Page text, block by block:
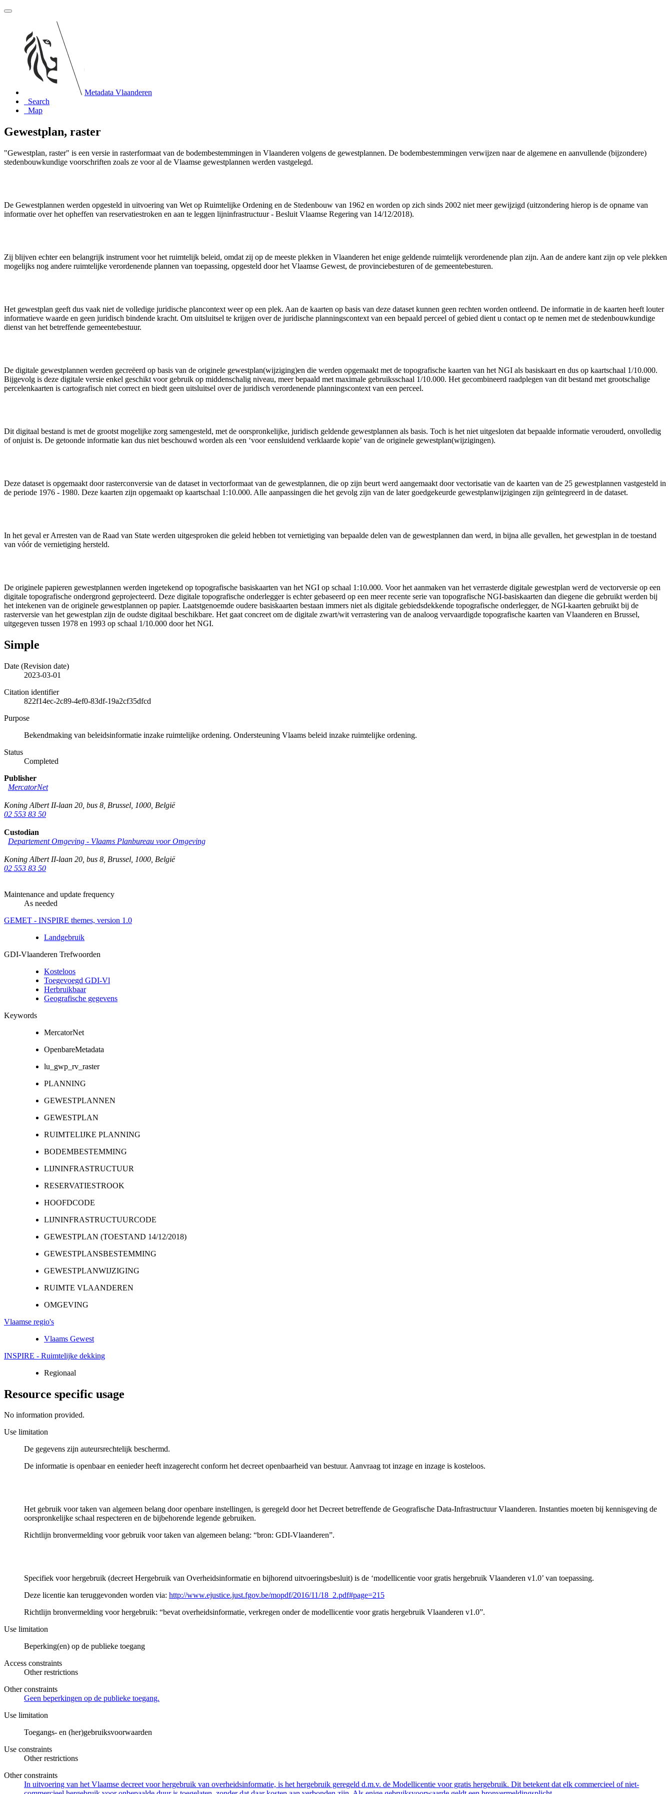
Metadata Vlaanderen
Search
Map
Gewestplan, raster
"Gewestplan, raster" is een versie in rasterformaat van de bodembestemmingen in Vlaanderen volgens de gewestplannen. De bodembestemmingen verwijzen naar de algemene en aanvullende (bijzondere)
stedenbouwkundige voorschriften zoals ze voor al de Vlaamse gewestplannen werden vastgelegd.
De Gewestplannen werden opgesteld in uitvoering van Wet op Ruimtelijke Ordening en de Stedenbouw van 1962 en worden op zich sinds 2002 niet meer gewijzigd (uitzondering hierop is de opname van
informatie over het opheffen van reservatiestroken en aan te leggen lijninfrastructuur - Besluit Vlaamse Regering van 14/12/2018).
Zij blijven echter een belangrijk instrument voor het ruimtelijk beleid, omdat zij op de meeste plekken in Vlaanderen het enige geldende ruimtelijk verordenende plan zijn. Aan de andere kant zijn op vele plekken
mogelijks nog andere ruimtelijke verordenende plannen van toepassing, opgesteld door het Vlaamse Gewest, de provinciebesturen of de gemeentebesturen.
Het gewestplan geeft dus vaak niet de volledige juridische plancontext weer op een plek. Aan de kaarten op basis van deze dataset kunnen geen rechten worden ontleend. De informatie in de kaarten heeft louter
informatieve waarde en geen juridisch bindende kracht. Om uitsluitsel te krijgen over de juridische planningscontext van een bepaald perceel of gebied dient u contact op te nemen met de stedenbouwkundige
dienst van het betreffende gemeentebestuur.
De digitale gewestplannen werden gecreëerd op basis van de originele gewestplan(wijziging)en die werden opgemaakt met de topografische kaarten van het NGI als basiskaart en dus op kaartschaal 1/10.000.
Bijgevolg is deze digitale versie enkel geschikt voor gebruik op middenschalig niveau, meer bepaald met maximale gebruiksschaal 1/10.000. Het gecombineerd raadplegen van dit bestand met grootschalige
percelenkaarten is cartografisch niet correct en biedt geen uitsluitsel over de juridisch verordenende planningscontext van een perceel.
Dit digitaal bestand is met de grootst mogelijke zorg samengesteld, met de oorspronkelijke, juridisch geldende gewestplannen als basis. Toch is het niet uitgesloten dat bepaalde informatie verouderd, onvolledig
of onjuist is. De getoonde informatie kan dus niet beschouwd worden als een ‘voor eensluidend verklaarde kopie’ van de originele gewestplan(wijzigingen).
Deze dataset is opgemaakt door rasterconversie van de dataset in vectorformaat van de gewestplannen, die op zijn beurt werd aangemaakt door vectorisatie van de kaarten van de 25 gewestplannen vastgesteld in
de periode 1976 - 1980. Deze kaarten zijn opgemaakt op kaartschaal 1:10.000. Alle aanpassingen die het gevolg zijn van de later goedgekeurde gewestplanwijzigingen zijn geïntegreerd in de dataset.
In het geval er Arresten van de Raad van State werden uitgesproken die geleid hebben tot vernietiging van bepaalde delen van de gewestplannen dan werd, in bijna alle gevallen, het gewestplan in de toestand
van vóór de vernietiging hersteld.
De originele papieren gewestplannen werden ingetekend op topografische basiskaarten van het NGI op schaal 1:10.000. Voor het aanmaken van het verrasterde digitale gewestplan werd de vectorversie op een
digitale topografische ondergrond geprojecteerd. Deze digitale topografische onderlegger is echter gebaseerd op een meer recente serie van topografische NGI-basiskaarten dan diegene die gebruikt werden bij
het intekenen van de originele gewestplannen op papier. Laatstgenoemde oudere basiskaarten bestaan immers niet als digitale gebiedsdekkende topografische onderlegger, de NGI-kaarten gebruikt bij de
rasterversie van het gewestplan zijn de oudste digitaal beschikbare. Het gaat concreet om de digitale zwart/wit verrastering van de analoog vervaardigde topografische kaarten van Vlaanderen en Brussel,
uitgegeven tussen 1978 en 1993 op schaal 1/10.000 door het NGI.
Simple
Date (Revision date)
2023-03-01
Citation identifier
822f14ec-2c89-4ef0-83df-19a2cf35dfcd
Purpose
Bekendmaking van beleidsinformatie inzake ruimtelijke ordening. Ondersteuning Vlaams beleid inzake ruimtelijke ordening.
Status
Completed
Publisher
MercatorNet
Koning Albert II-laan 20, bus 8 Brussel 1000 België
02 553 83 50
Custodian
Departement Omgeving - Vlaams Planbureau voor Omgeving
Koning Albert II-laan 20, bus 8 Brussel 1000 België
02 553 83 50
Maintenance and update frequency
As needed
GEMET - INSPIRE themes, version 1.0
Landgebruik
GDI-Vlaanderen Trefwoorden
Kosteloos
Toegevoegd GDI-Vl
Herbruikbaar
Geografische gegevens
Keywords
MercatorNet
OpenbareMetadata
lu_gwp_rv_raster
PLANNING
GEWESTPLANNEN
GEWESTPLAN
RUIMTELIJKE PLANNING
BODEMBESTEMMING
LIJNINFRASTRUCTUUR
RESERVATIESTROOK
HOOFDCODE
LIJNINFRASTRUCTUURCODE
GEWESTPLAN (TOESTAND 14/12/2018)
GEWESTPLANSBESTEMMING
GEWESTPLANWIJZIGING
RUIMTE VLAANDEREN
OMGEVING
Vlaamse regio's
Vlaams Gewest
INSPIRE - Ruimtelijke dekking
Regionaal
Resource specific usage
No information provided.
Use limitation
De gegevens zijn auteursrechtelijk beschermd.
De informatie is openbaar en eenieder heeft inzagerecht conform het decreet openbaarheid van bestuur. Aanvraag tot inzage en inzage is kosteloos.
Het gebruik voor taken van algemeen belang door openbare instellingen, is geregeld door het Decreet betreffende de Geografische Data-Infrastructuur Vlaanderen. Instanties moeten bij kennisgeving de
oorspronkelijke schaal respecteren en de bijbehorende legende gebruiken.
Richtlijn bronvermelding voor gebruik voor taken van algemeen belang: “bron: GDI-Vlaanderen”.
Specifiek voor hergebruik (decreet Hergebruik van Overheidsinformatie en bijhorend uitvoeringsbesluit) is de ‘modellicentie voor gratis hergebruik Vlaanderen v1.0’ van toepassing.
Deze licentie kan teruggevonden worden via: http://www.ejustice.just.fgov.be/mopdf/2016/11/18_2.pdf#page=215
Richtlijn bronvermelding voor hergebruik: “bevat overheidsinformatie, verkregen onder de modellicentie voor gratis hergebruik Vlaanderen v1.0”.
Use limitation
Beperking(en) op de publieke toegang
Access constraints
Other restrictions
Other constraints
Geen beperkingen op de publieke toegang.
Use limitation
Toegangs- en (her)gebruiksvoorwaarden
Use constraints
Other restrictions
Other constraints
In uitvoering van het Vlaamse decreet voor hergebruik van overheidsinformatie, is het hergebruik geregeld d.m.v. de Modellicentie voor gratis hergebruik. Dit betekent dat elk commercieel of niet-